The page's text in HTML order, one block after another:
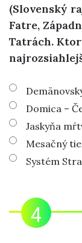
(Slovenský
Fatre,
Tatrách.
Domica –
Jaskyňa
Mesačný
Systém